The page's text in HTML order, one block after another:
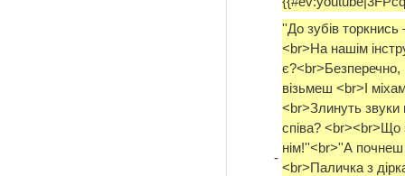
-
''До зубів
<br>На нашім
візьмеш <br>І
<br>Злинуть
співа? <br><br>Що
нім!''<br>''А почнеш
<br>Паличка з